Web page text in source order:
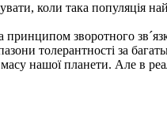
коли така популяція
зворотного
толерантності за
нашої планети. Але в